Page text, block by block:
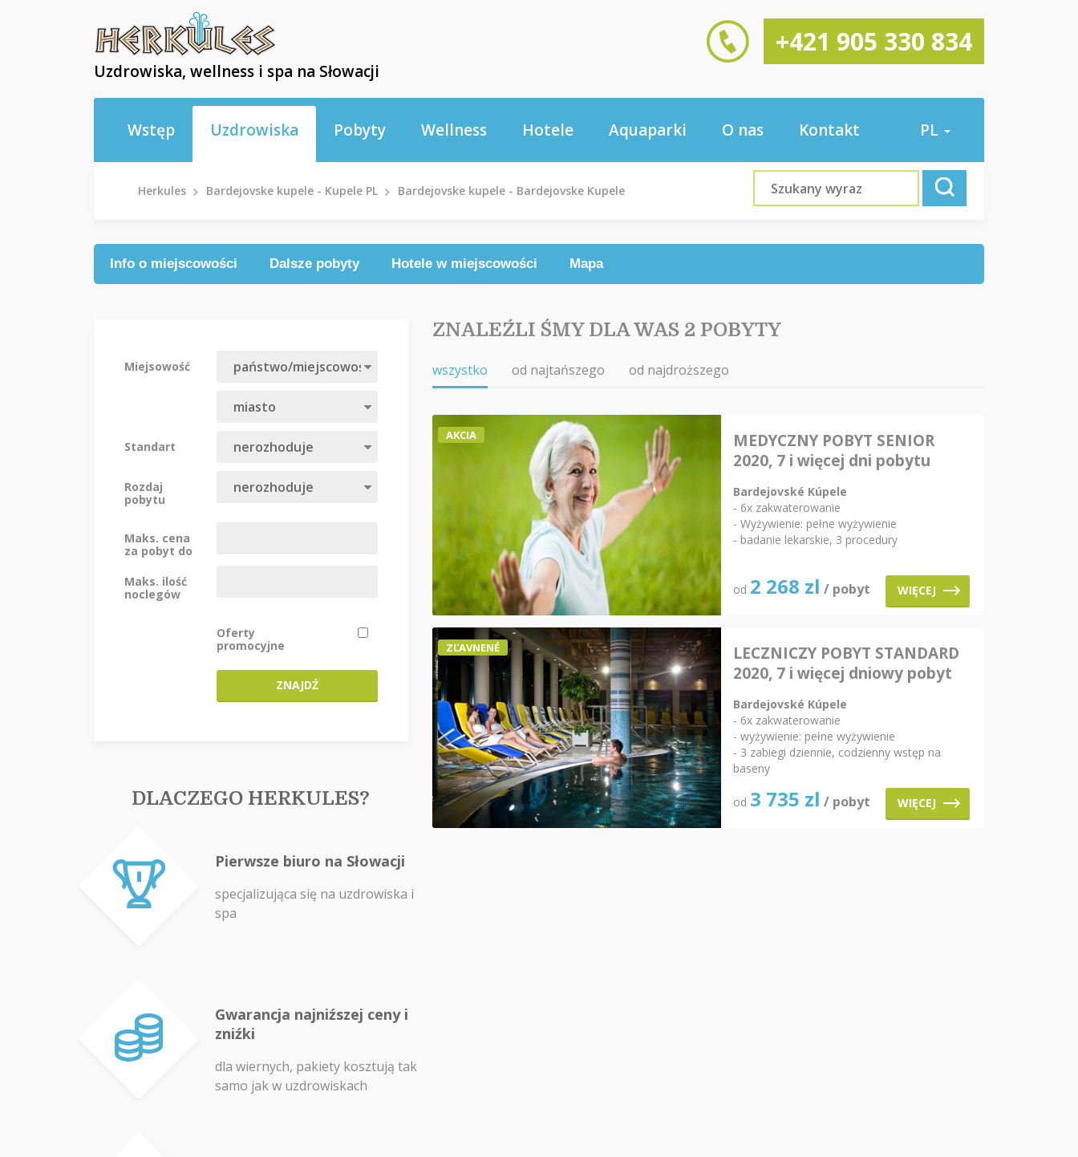
Uzdrowiska, wellness i spa na Słowacji
+421 905 330 834
Wstęp Uzdrowiska Pobyty Wellness Hotele Aquaparki O nas Kontakt PL
Herkules Bardejovske kupele - Kupele PL Bardejovske kupele - Bardejovske Kupele
Info o miejscowości Dalsze pobyty Hotele w miejscowości Mapa
Miejsowość
Standart
Rozdaj
pobytu
Maks. cena
za pobyt do
Maks. ilość
noclegów
Oferty
promocyjne
ZNAJDŹ
DLACZEGO HERKULES?
Pierwsze biuro na Słowacji
specjalizująca się na uzdrowiska i
spa
Gwarancja najniźszej ceny i
zniźki
dla wiernych, pakiety kosztują tak
samo jak w uzdrowiskach
ZNALEŹLI ŚMY DLA WAS 2 POBYTY
wszystko od najtańszego od najdroższego
AKCIA
MEDYCZNY POBYT SENIOR
2020, 7 i więcej dni pobytu
Bardejovské Kúpele
- 6x zakwaterowanie
- Wyżywienie: pełne wyżywienie
- badanie lekarskie, 3 procedury
od 2 268 zl / pobyt WIĘCEJ
ZĽAVNENÉ
LECZNICZY POBYT STANDARD
2020, 7 i więcej dniowy pobyt
Bardejovské Kúpele
- 6x zakwaterowanie
- wyżywienie: pełne wyżywienie
- 3 zabiegi dziennie, codzienny wstęp na
baseny
od 3 735 zl / pobyt WIĘCEJ